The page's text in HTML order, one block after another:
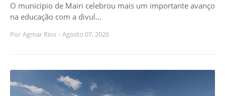
O município de Mairi celebrou mais um importante avanço
na educação com a divul…
Por Agmar Rios - Agosto 07, 2026